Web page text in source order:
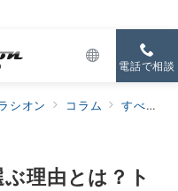
電話で相談
シオン コラム すべての新着
理由とは？ト